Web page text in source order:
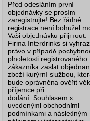
Před odesláním první
objednávky se prosím
zaregistrujte! Bez řádné
registrace není bohužel
Vaši objednávku přijmout.
Firma Interdrinks si
právo v případě
plnoletosti registrovaného
zákazníka zaslat
zboží kurýrní službou,
bude oprávněna ověřit věk
příjemce při
dodání. Souhlasem s
uvedenými obchodními
podmínkami a následným